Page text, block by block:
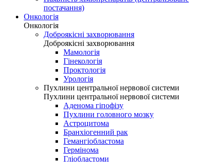
постачання)
Онкологія
Онкологія
Доброякісні захворювання
Доброякісні захворювання
Мамологія
Гінекологія
Проктологія
Урологія
Пухлини центральної нервової системи
Пухлини центральної нервової системи
Аденома гіпофізу
Пухлини головного мозку
Астроцитома
Бранхіогенний рак
Гемангіобластома
Гермінома
Гліобластоми